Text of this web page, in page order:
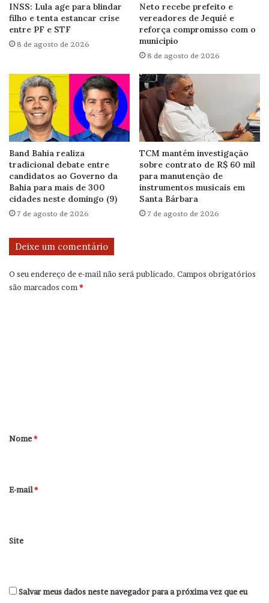
INSS: Lula age para blindar
filho e tenta estancar crise
entre PF e STF
8 de agosto de 2026
Neto recebe prefeito e
vereadores de Jequié e
reforça compromisso com o
município
8 de agosto de 2026
Band Bahia realiza
tradicional debate entre
candidatos ao Governo da
Bahia para mais de 300
cidades neste domingo (9)
7 de agosto de 2026
TCM mantém investigação
sobre contrato de R$ 60 mil
para manutenção de
instrumentos musicais em
Santa Bárbara
7 de agosto de 2026
Deixe um comentário
O seu endereço de e-mail não será publicado. Campos obrigatórios
são marcados com*
r
*
Nome*
E-mail*
Site
Salvar meus dados neste navegador para a próxima vez que eu